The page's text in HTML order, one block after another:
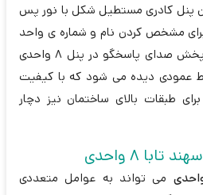
پنل کادری مستطیل شکل با نور پس
برای مشخص کردن نام و شماره ی واحد
ها به کار می رود. اسپیکر پخش صدای پاسخگو در پنل 8 واحدی
مدل سهند مانند 5 خط عمودی دیده می شود که با کیفیت
طبقات بالای ساختمان نیز دچار
8 واحدی
می تواند به عوامل متعددی